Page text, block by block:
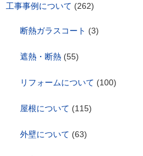
工事事例について (262)
断熱ガラスコート (3)
遮熱・断熱 (55)
リフォームについて (100)
屋根について (115)
外壁について (63)